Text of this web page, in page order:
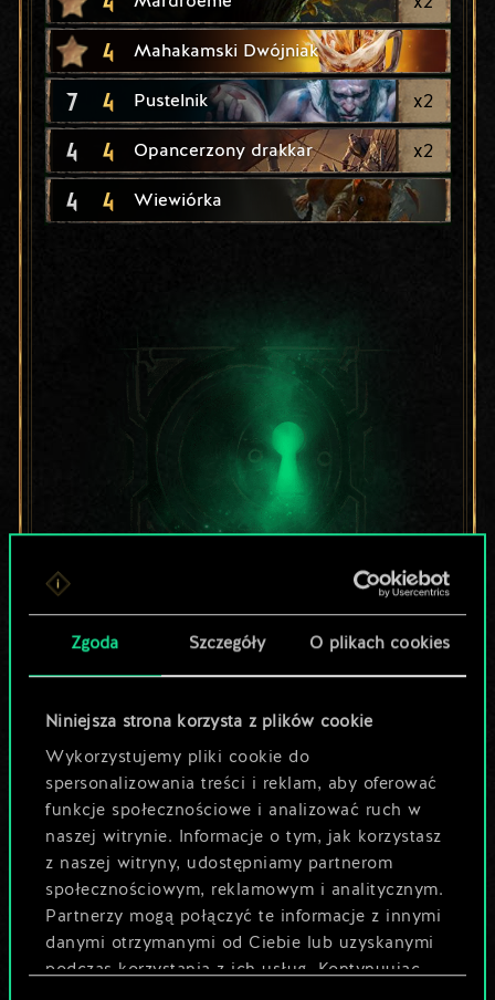
Zgoda Szczegóły O plikach cookies
Niniejsza strona korzysta z plików cookie
Wykorzystujemy pliki cookie do
spersonalizowania treści i reklam, aby oferować
funkcje społecznościowe i analizować ruch w
naszej witrynie. Informacje o tym, jak korzystasz
z naszej witryny, udostępniamy partnerom
społecznościowym, reklamowym i analitycznym.
Partnerzy mogą połączyć te informacje z innymi
danymi otrzymanymi od Ciebie lub uzyskanymi
podczas korzystania z ich usług. Kontynuując
4 Mahakamski Dwójniak
7 4 Pustelnik x2
4 4 Opancerzony drakkar x2
4 4 Wiewiórka
Lubisz grać tą talią?
Pomóż społeczności
odkryć jej
potencjał!
Nazwij talię i opisz swoją strategię
Edytuj talię